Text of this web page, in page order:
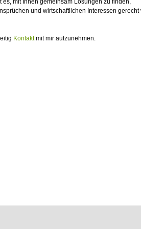
es, mit Ihnen gemeinsam Lösungen zu finden,
und wirtschaftlichen Interessen gerecht
Kontaktmit mir aufzunehmen.